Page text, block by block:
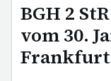
BGH 2
vom 30.
Frankfurt